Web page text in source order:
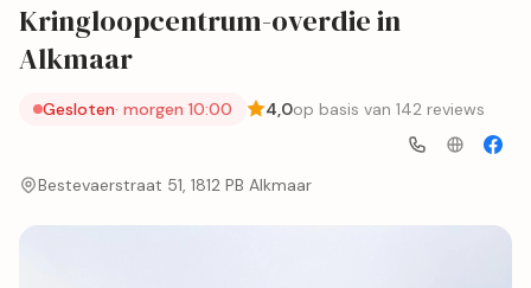
Kringloopcentrum-overdie in
Alkmaar
Gesloten· morgen 10:00 4,0op basis van 142 reviews
Bestevaerstraat 51, 1812 PB Alkmaar